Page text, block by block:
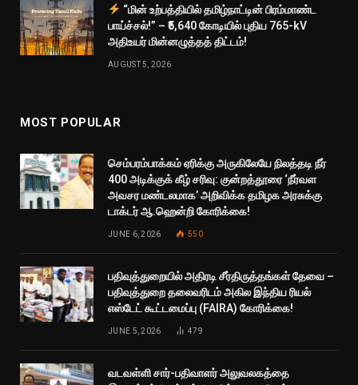
“மின் உற்பத்தியில் தமிழ்நாட்டின் பிரம்மாண்ட
பாய்ச்சல்!” – ₹5,640 கோடியில் புதிய 765-kV
அதிஉயர் மின்னழுத்தத் திட்டம்!
AUGUST 5, 2026
MOST POPULAR
செம்பரம்பாக்கம் ஏரிக்கு அருகிலேயே நிலத்தடி நீர்
400 அடிக்குக் கீழ் சரிவு: குன்றத்தூரை ‘நீர்வள
அவசர மண்டலமாக’ அறிவிக்க தமிழக அரசுக்கு
டாக்டர் ஆ.ஹென்றி கோரிக்கை!
JUNE 6, 2026 550
பதிவுத்துறையில் அதிரடி சீர்திருத்தங்கள் தேவை –
பதிவுத்துறை தலைவரிடம் அகில இந்திய ரியல்
எஸ்டேட் கூட்டமைப்பு (FAIRA) கோரிக்கை!
JUNE 5, 2026 479
வடவள்ளி சார்-பதிவாளர் அலுவலகத்தை